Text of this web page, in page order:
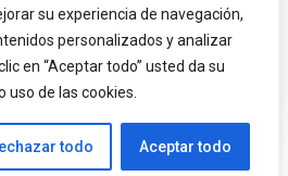
su experiencia de navegación,
personalizados y analizar
en “Aceptar todo” usted da su
de las cookies.
todo Aceptar todo
en venta con
Map View